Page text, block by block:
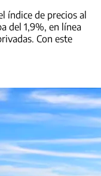
índice de precios al
del 1,9%, en línea
Con este